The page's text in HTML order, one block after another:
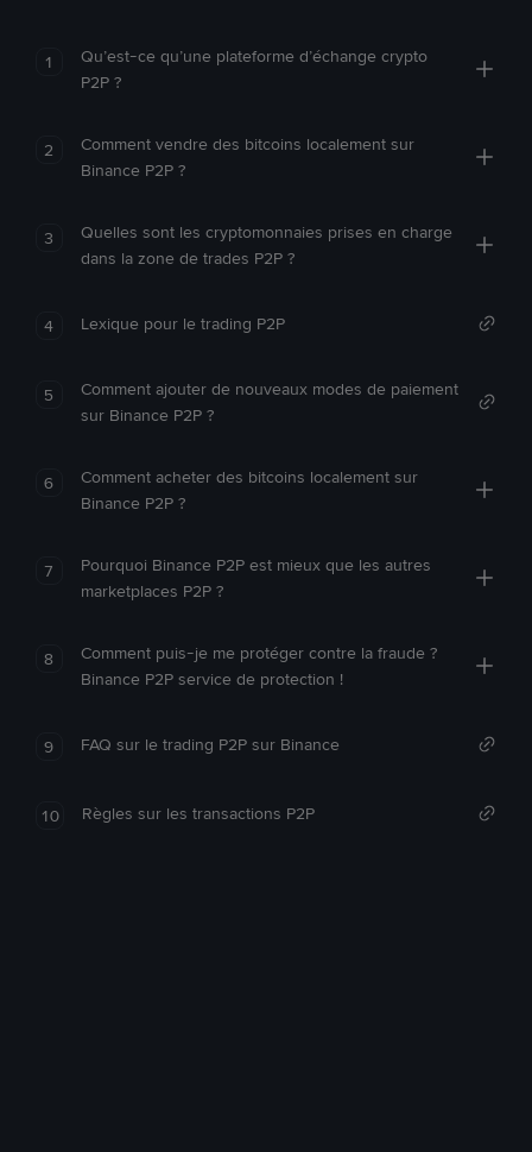
1
Qu’est-ce qu’une plateforme d’échange crypto
P2P ?
2
Comment vendre des bitcoins localement sur
Binance P2P ?
3
Quelles sont les cryptomonnaies prises en charge
dans la zone de trades P2P ?
4 Lexique pour le trading P2P
5
Comment ajouter de nouveaux modes de paiement
sur Binance P2P ?
6
Comment acheter des bitcoins localement sur
Binance P2P ?
7
Pourquoi Binance P2P est mieux que les autres
marketplaces P2P ?
8
Comment puis-je me protéger contre la fraude ?
Binance P2P service de protection !
9 FAQ sur le trading P2P sur Binance
10 Règles sur les transactions P2P